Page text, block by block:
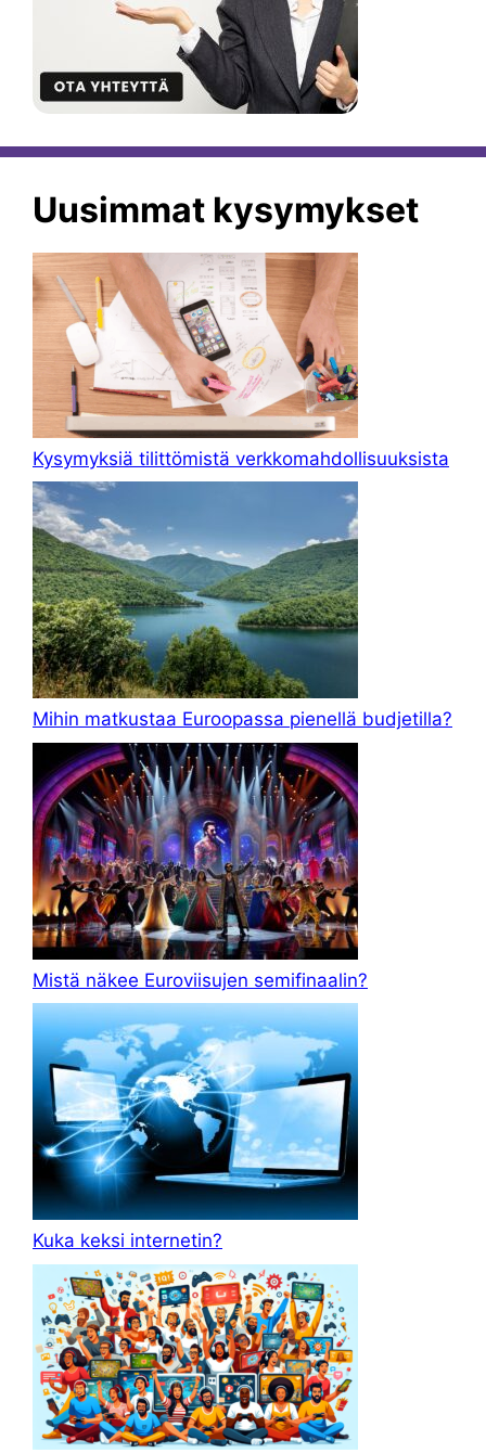
Uusimmat kysymykset
Kysymyksiä tilittömistä verkkomahdollisuuksista
Mihin matkustaa Euroopassa pienellä budjetilla?
Mistä näkee Euroviisujen semifinaalin?
Kuka keksi internetin?